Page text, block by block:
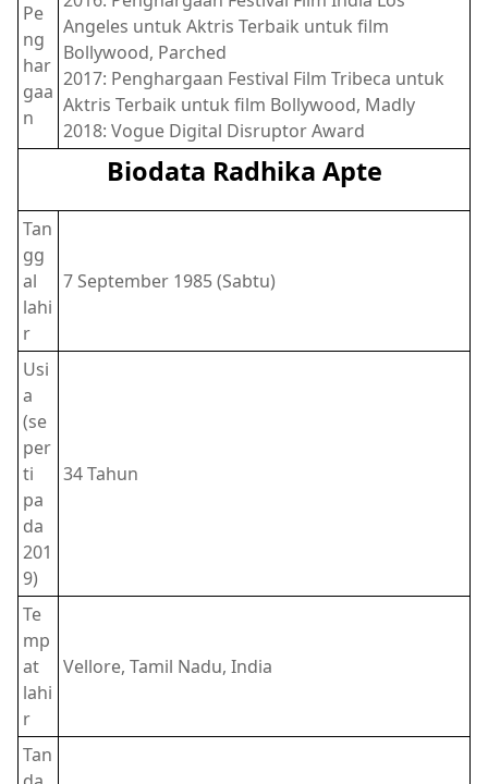
Pe
ng
har
gaa
n
Angeles untuk Aktris Terbaik untuk film
Bollywood, Parched
2017: Penghargaan Festival Film Tribeca untuk
Aktris Terbaik untuk film Bollywood, Madly
2018: Vogue Digital Disruptor Award
Biodata Radhika Apte
Tan
gg
al
lahi
r
7 September 1985 (Sabtu)
Usi
a
(se
per
ti
pa
da
201
9)
34 Tahun
Te
mp
at
lahi
r
Vellore, Tamil Nadu, India
Tan